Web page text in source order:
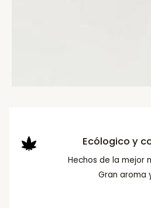
Ecólogico y
Hechos de la mejor
Gran aroma